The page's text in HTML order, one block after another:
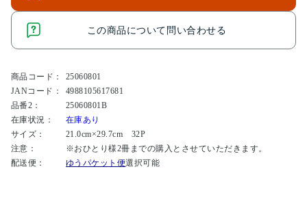
この商品について問い合わせる
商品コード：
25060801
JANコード：
4988105617681
品番2：
25060801B
在庫状況：
在庫あり
サイズ：
21.0cm×29.7cm 32P
注意：
※おひとり様2冊までの購入とさせていただきます。
配送便：
ゆうパケット便選択可能